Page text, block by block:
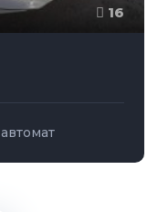
16
автомат